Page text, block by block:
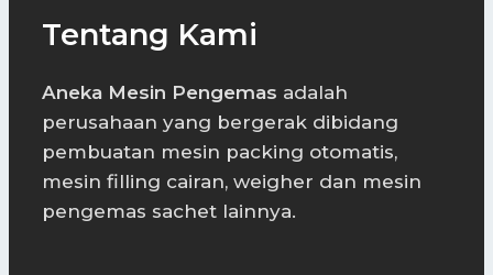
Tentang Kami
Aneka Mesin Pengemas adalah
perusahaan yang bergerak dibidang
pembuatan mesin packing otomatis,
mesin filling cairan, weigher dan mesin
pengemas sachet lainnya.